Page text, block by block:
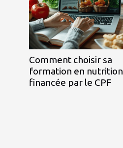
Comment choisir sa
formation en nutrition
financée par le CPF